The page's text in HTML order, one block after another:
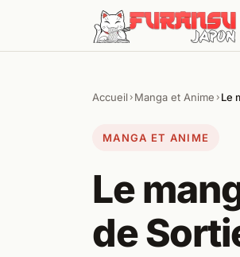
Aller au contenu
Accueil › Manga et Anime › Le
MANGA ET ANIME
Le
de